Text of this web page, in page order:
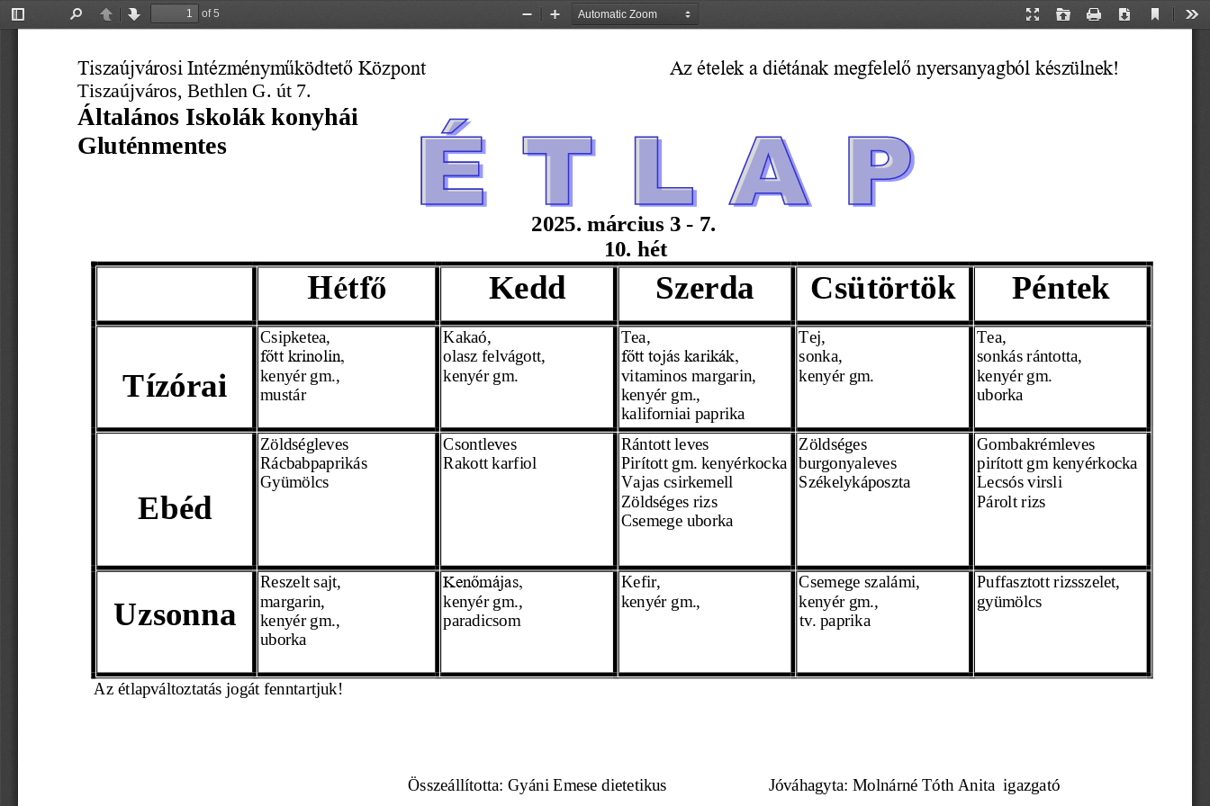
Toggle
PreviousNext
of 5
Presentation
Open Print Download
Current
Zoom
Zoom
Tiszaújvárosi Intézményműködtető Központ
Az ételek a diétának megfelelő nyersanyagból készülnek!
Tiszaújváros, Bethlen G. út 7.
Általános Iskolák konyhái
Gluténmentes
                                              2025.
március 3 - 7.
10. hét
Hétfő Kedd Szerda Csütörtök Péntek
Tízórai
Csipketea,
főtt krinolin,
kenyér gm.,
mustár
Kakaó,
olasz felvágott,
kenyér gm.
Tea,
főtt tojás karikák,
vitaminos margarin,
kenyér gm.,
kaliforniai paprika
Tej,
sonka,
kenyér gm.
Tea,
sonkás rántotta,
kenyér gm.
uborka
Ebéd
Zöldségleves
Rácbabpaprikás
Gyümölcs
Csontleves
Rakott karfiol
Rántott leves
Pirított gm. kenyérkocka
Vajas csirkemell
Zöldséges rizs
Csemege uborka
Zöldséges
burgonyaleves
Székelykáposzta
Gombakrémleves
pirított gm kenyérkocka
Lecsós virsli
Párolt rizs
Uzsonna
Reszelt sajt,
margarin,
kenyér gm.,
uborka
Kenőmájas,
kenyér gm.,
paradicsom
Kefir,
kenyér gm.,
Csemege szalámi,
kenyér gm.,
tv. paprika
Puffasztott rizsszelet,
gyümölcs
    Az étlapváltoztatás jogát fenntartjuk!
                                                                               Összeállította: Gyáni Emese dietetikus
Jóváhagyta: Molnárné Tóth Anita  igazgató